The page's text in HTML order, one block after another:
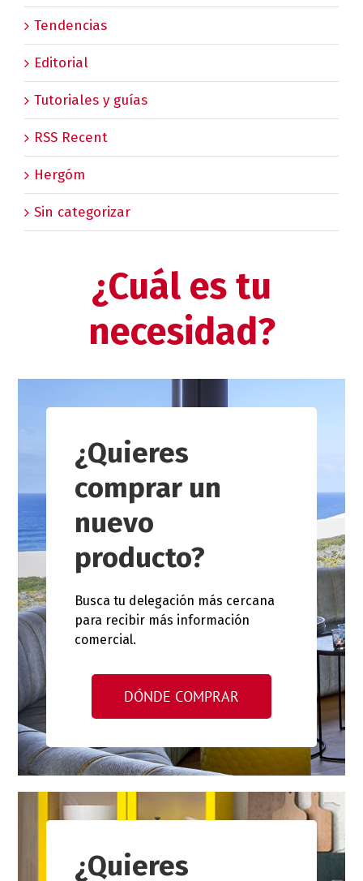
Tendencias
Editorial
Tutoriales y guías
RSS Recent
Hergóm
Sin categorizar
¿Cuál es tu
necesidad?
¿Quieres
comprar un
nuevo
producto?
Busca tu delegación más cercana
para recibir más información
comercial.
DÓNDE COMPRAR
¿Quieres